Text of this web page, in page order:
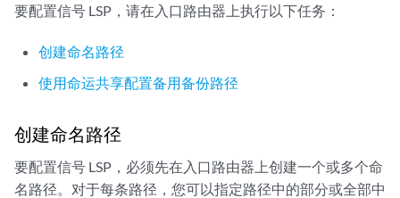
要配置信号 LSP，请在入口路由器上执行以下任务：
创建命名路径
使用命运共享配置备用备份路径
创建命名路径
要配置信号 LSP，必须先在入口路由器上创建一个或多个命
名路径。对于每条路径，您可以指定路径中的部分或全部中